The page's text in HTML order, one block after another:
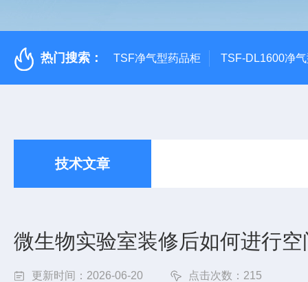
热门搜索： TSF净气型药品柜 TSF-DL1600净
技术文章
微生物实验室装修后如何进行
更新时间：2026-06-20 点击次数：215